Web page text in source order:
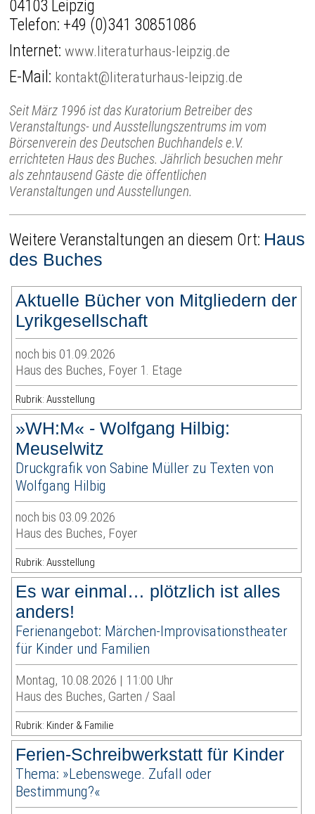
04103 Leipzig
Telefon: +49 (0)341 30851086
Internet:www.literaturhaus-leipzig.de
E-Mail: kontakt@literaturhaus-leipzig.de
Seit März 1996 ist das Kuratorium Betreiber des
Veranstaltungs- und Ausstellungszentrums im vom
Börsenverein des Deutschen Buchhandels e.V.
errichteten Haus des Buches. Jährlich besuchen mehr
als zehntausend Gäste die öffentlichen
Veranstaltungen und Ausstellungen.
Weitere Veranstaltungen an diesem Ort: Haus
des Buches
Aktuelle Bücher von Mitgliedern der
Lyrikgesellschaft
noch bis 01.09.2026
Haus des Buches, Foyer 1. Etage
Rubrik: Ausstellung
»WH:M« - Wolfgang Hilbig:
Meuselwitz
Druckgrafik von Sabine Müller zu Texten von
Wolfgang Hilbig
noch bis 03.09.2026
Haus des Buches, Foyer
Rubrik: Ausstellung
Es war einmal… plötzlich ist alles
anders!
Ferienangebot: Märchen-Improvisationstheater
für Kinder und Familien
Montag, 10.08.2026 | 11:00 Uhr
Haus des Buches, Garten / Saal
Rubrik: Kinder & Familie
Ferien-Schreibwerkstatt für Kinder
Thema: »Lebenswege. Zufall oder
Bestimmung?«